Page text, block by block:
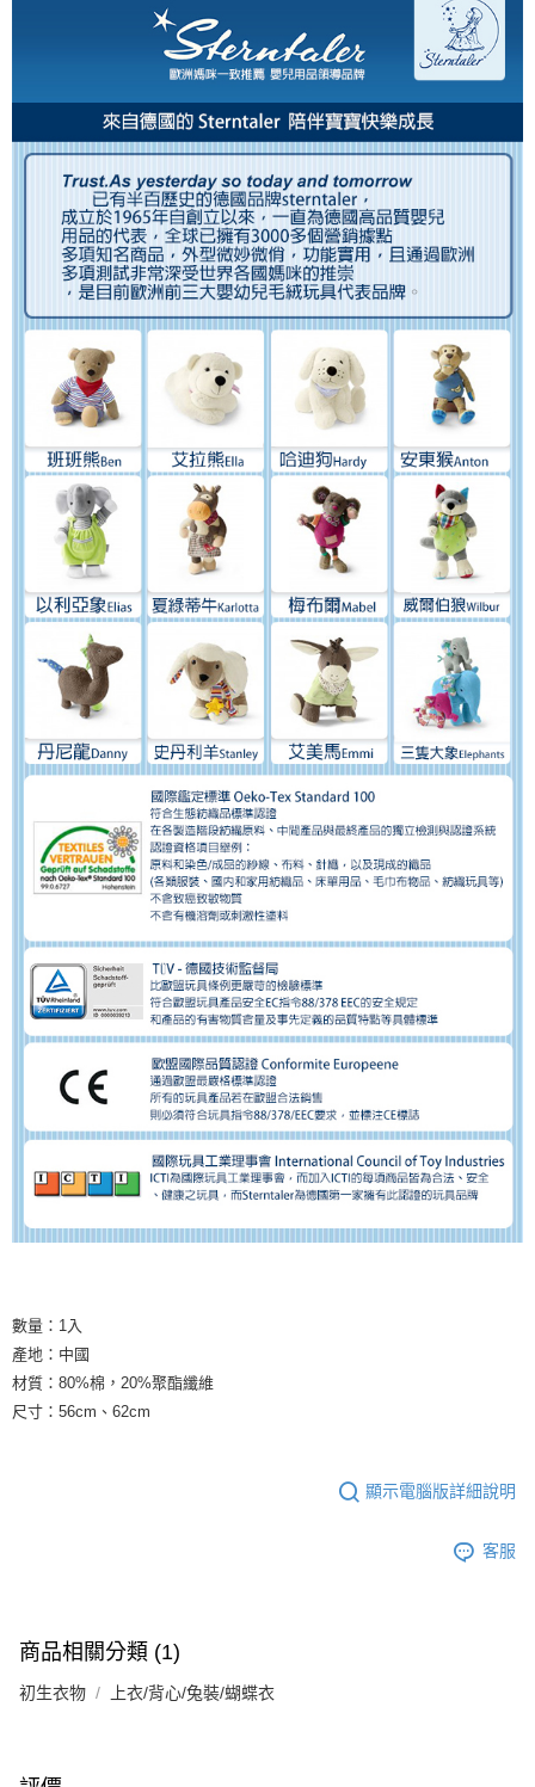
數量：1入
產地：中國
材質：80%棉，20%聚酯纖維
尺寸：56cm、62cm
顯示電腦版詳細說明
客服
商品相關分類 (1)
初生衣物 上衣/背心/兔裝/蝴蝶衣